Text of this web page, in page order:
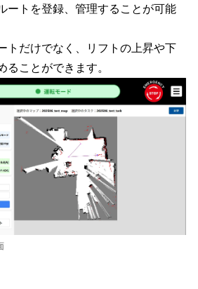
ートを登録、管理することが可能
トだけでなく、リフトの上昇や下
ることができます。